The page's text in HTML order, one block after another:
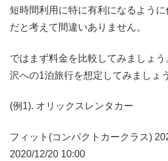
短時間利用に特に有利になるよう
だと考えて間違いありません。
ではまず料金を比較してみましょ
沢への1泊旅行を想定してみましょう
(例1). オリックスレンタカー
フィット(コンパクトカークラス)
2020/12/20 10:00